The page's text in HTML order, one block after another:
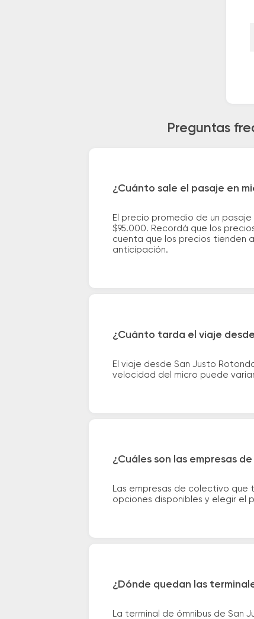
Preguntas
¿Cuánto sale el pasaje en
El precio promedio de un
$95.000. Recordá que los
cuenta que los precios tienden
anticipación.
¿Cuánto tarda el viaje
El viaje desde San Justo
velocidad del micro puede
¿Cuáles son las empresas
Las empresas de colectivo que
opciones disponibles y elegir el
¿Dónde quedan las
La terminal de ómnibus de San